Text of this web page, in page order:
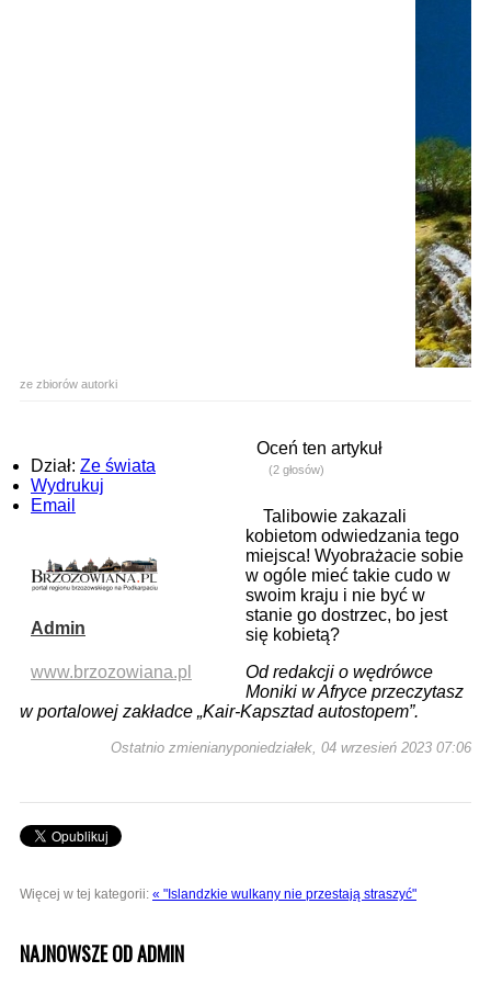
ze zbiorów autorki
Dział: Ze świata
Wydrukuj
Email
Oceń ten artykuł
(2 głosów)
Admin
www.brzozowiana.pl
Talibowie zakazali
kobietom odwiedzania tego
miejsca! Wyobrażacie sobie
w ogóle mieć takie cudo w
swoim kraju i nie być w
stanie go dostrzec, bo jest
się kobietą?
Od redakcji o wędrówce
Moniki w Afryce przeczytasz
w portalowej zakładce „Kair-Kapsztad autostopem”.
Ostatnio zmienianyponiedziałek, 04 wrzesień 2023 07:06
Więcej w tej kategorii: « "Islandzkie wulkany nie przestają straszyć"
NAJNOWSZE OD ADMIN